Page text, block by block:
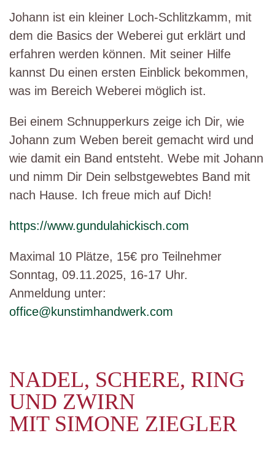
Johann ist ein kleiner Loch-Schlitzkamm, mit
dem die Basics der Weberei gut erklärt und
erfahren werden können. Mit seiner Hilfe
kannst Du einen ersten Einblick bekommen,
was im Bereich Weberei möglich ist.
Bei einem Schnupperkurs zeige ich Dir, wie
Johann zum Weben bereit gemacht wird und
wie damit ein Band entsteht. Webe mit Johann
und nimm Dir Dein selbstgewebtes Band mit
nach Hause. Ich freue mich auf Dich!
https://www.gundulahickisch.com
Maximal 10 Plätze, 15€ pro Teilnehmer
Sonntag, 09.11.2025, 16-17 Uhr.
Anmeldung unter:
office@kunstimhandwerk.com
NADEL, SCHERE, RING
UND ZWIRN
MIT SIMONE ZIEGLER